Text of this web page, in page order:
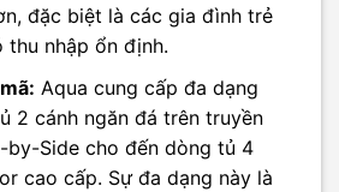
đặc biệt là các gia đình trẻ
thu nhập ổn định.
Aqua cung cấp đa dạng
2 cánh ngăn đá trên truyền
by-Side cho đến dòng tủ 4
cao cấp. Sự đa dạng này là